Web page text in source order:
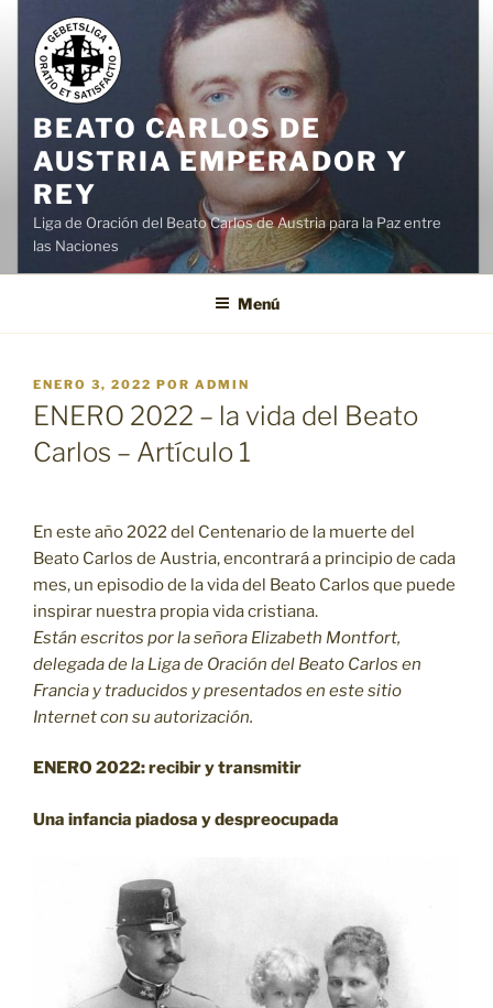
contenido
BEATO CARLOS DE
AUSTRIA EMPERADOR Y
REY
Liga de Oración del Beato Carlos de Austria para la Paz entre
las Naciones
Menú
PUBLICADO
EL
ENERO 3, 2022 POR ADMIN
ENERO 2022 – la vida del Beato
Carlos – Artículo 1
En este año 2022 del Centenario de la muerte del
Beato Carlos de Austria, encontrará a principio de cada
mes, un episodio de la vida del Beato Carlos que puede
inspirar nuestra propia vida cristiana.
Están escritos por la señora Elizabeth Montfort,
delegada de la Liga de Oración del Beato Carlos en
Francia y traducidos y presentados en este sitio
Internet con su autorización.
ENERO 2022: recibir y transmitir
Una infancia piadosa y despreocupada